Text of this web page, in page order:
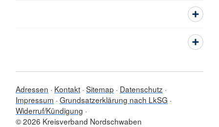
Adressen Kontakt Sitemap
Datenschutz
Impressum Grundsatzerklärung nach LkSG
Widerruf/Kündigung
© 2026 Kreisverband Nordschwaben